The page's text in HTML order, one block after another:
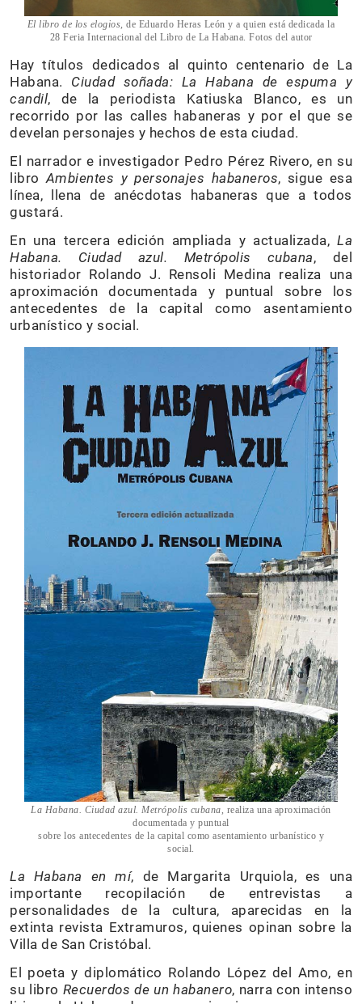
El libro de los elogios,de Eduardo Heras León y a quien está dedicada la
28 Feria Internacional del Libro de La Habana. Fotos del autor
Hay títulos dedicados al quinto centenario de La
Habana. Ciudad soñada: La Habana de espuma y
candil, de la periodista Katiuska Blanco, es un
recorrido por las calles habaneras y por el que se
develan personajes y hechos de esta ciudad.
El narrador e investigador Pedro Pérez Rivero, en su
libroAmbientes y personajes habaneros, sigue esa
línea, llena de anécdotas habaneras que a todos
gustará.
En una tercera edición ampliada y actualizada, La
Habana. Ciudad azul. Metrópolis cubana, del
historiador Rolando J. Rensoli Medina realiza una
aproximación documentada y puntual sobre los
antecedentes de la capital como asentamiento
urbanístico y social.
La Habana. Ciudad azul. Metrópolis cubana, realiza una aproximación
documentada y puntual
sobre los antecedentes de la capital como asentamiento urbanístico y
social.
La Habana en mí, de Margarita Urquiola, es una
importante recopilación de entrevistas a
personalidades de la cultura, aparecidas en la
extinta revista Extramuros, quienes opinan sobre la
Villa de San Cristóbal.
El poeta y diplomático Rolando López del Amo, en
su libro Recuerdos de un habanero, narra con intenso